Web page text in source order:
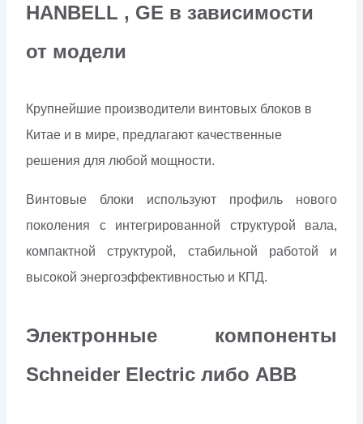
HANBELL , GE в зависимости
от модели
Крупнейшие производители винтовых блоков в
Китае и в мире, предлагают качественные
решения для любой мощности.
Винтовые блоки используют профиль нового
поколения с интегрированной структурой вала,
компактной структурой, стабильной работой и
высокой энергоэффективностью и КПД.
Электронные компоненты
Schneider Electriс либо ABB